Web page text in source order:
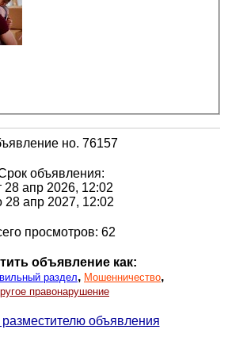
но. 76157
объявления:
28 апр 2026, 12:02
28 апр 2027, 12:02
просмотров: 62
объявление как:
раздел, Мошенничество,
правонарушение
разместителю объявления